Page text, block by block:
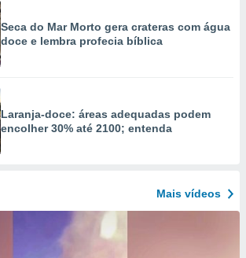
Seca do Mar Morto gera crateras com água
doce e lembra profecia bíblica
Laranja-doce: áreas adequadas podem
encolher 30% até 2100; entenda
Mais vídeos